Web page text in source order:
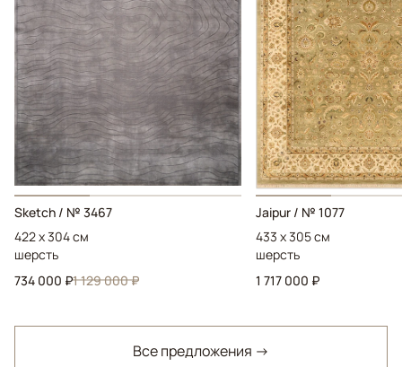
Sketch / № 3467
422 x 304 см
шерсть
734 000 ₽1 129 000 ₽
Jaipur / № 1077
433 x 305 см
шерсть
1 717 000 ₽
Все предложения →